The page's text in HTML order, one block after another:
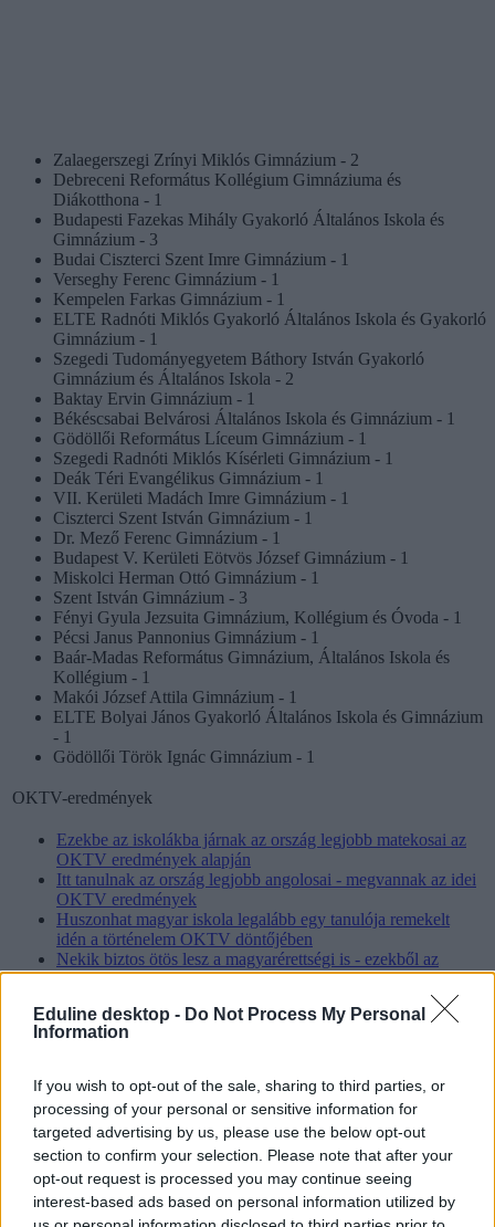
Eduline desktop - Do Not Process My Personal
Information
If you wish to opt-out of the sale, sharing to third parties, or
processing of your personal or sensitive information for
targeted advertising by us, please use the below opt-out
section to confirm your selection. Please note that after your
opt-out request is processed you may continue seeing
interest-based ads based on personal information utilized by
Zalaegerszegi Zrínyi Miklós Gimnázium - 2
Debreceni Református Kollégium Gimnáziuma és
Diákotthona - 1
Budapesti Fazekas Mihály Gyakorló Általános Iskola és
Gimnázium - 3
Budai Ciszterci Szent Imre Gimnázium - 1
Verseghy Ferenc Gimnázium - 1
Kempelen Farkas Gimnázium - 1
ELTE Radnóti Miklós Gyakorló Általános Iskola és Gyakorló
Gimnázium - 1
Szegedi Tudományegyetem Báthory István Gyakorló
Gimnázium és Általános Iskola - 2
Baktay Ervin Gimnázium - 1
Békéscsabai Belvárosi Általános Iskola és Gimnázium - 1
Gödöllői Református Líceum Gimnázium - 1
Szegedi Radnóti Miklós Kísérleti Gimnázium - 1
Deák Téri Evangélikus Gimnázium - 1
VII. Kerületi Madách Imre Gimnázium - 1
Ciszterci Szent István Gimnázium - 1
Dr. Mező Ferenc Gimnázium - 1
Budapest V. Kerületi Eötvös József Gimnázium - 1
Miskolci Herman Ottó Gimnázium - 1
Szent István Gimnázium - 3
Fényi Gyula Jezsuita Gimnázium, Kollégium és Óvoda - 1
Pécsi Janus Pannonius Gimnázium - 1
Baár-Madas Református Gimnázium, Általános Iskola és
Kollégium - 1
Makói József Attila Gimnázium - 1
ELTE Bolyai János Gyakorló Általános Iskola és Gimnázium
- 1
Gödöllői Török Ignác Gimnázium - 1
OKTV-eredmények
Ezekbe az iskolákba járnak az ország legjobb matekosai az
OKTV eredmények alapján
Itt tanulnak az ország legjobb angolosai - megvannak az idei
OKTV eredmények
Huszonhat magyar iskola legalább egy tanulója remekelt
idén a történelem OKTV döntőjében
Nekik biztos ötös lesz a magyarérettségi is - ezekből az
iskolákból jutottak be diákok az irodalom és nyelvtan OKTV
Egyenes út az orvosira? Ezeknek az iskoláknak a diákjai
remekeltek a biológia OKTV-n
iskoláknak a diákjai jutottak be az OKTV döntőjébe
Ők a jövő mérnökei - ezeknek az iskoláknak a tanulói
jutottak be a fizika OKTV döntőjébe
Tucatnyi iskola tanulója jutott be a digitális kultúra OKTV
döntőjébe